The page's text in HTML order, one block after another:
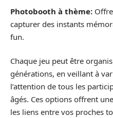
Photobooth à thème:
capturer des instants
fun.
Chaque jeu peut être
générations, en veillant à
l’attention de tous les
âgés. Ces options offrent
les liens entre vos proches